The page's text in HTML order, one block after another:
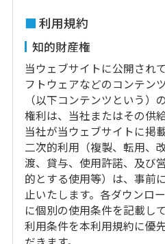
利用規約
知的財産権
当ウェブサイトに公開され
フトウェアなどのコンテンツ
（以下コンテンツという）
権利は、当社またはその供
当社が当ウェブサイトに掲
二次的利用（複製、転用、
渡、貸与、使用許諾、及び
的とする使用等）は、事前
止いたします。各ダウンロ
に個別の使用条件を記載し
利用条件を本利用規約に優